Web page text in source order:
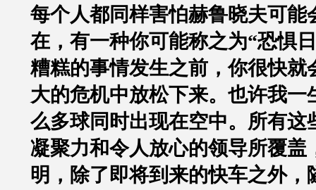
每个人都同样害怕赫鲁晓夫可能
在，有一种你可能称之为“恐惧
糟糕的事情发生之前，你很快就
大的危机中放松下来。也许我一
么多球同时出现在空中。所有这
凝聚力和令人放心的领导所覆盖
明，除了即将到来的快车之外，